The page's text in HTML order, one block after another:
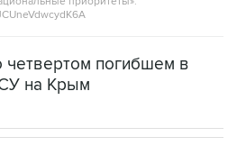
погибшем в
на Крым